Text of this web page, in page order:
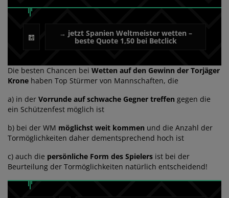
→ jetzt Spanien Weltmeister wetten –
beste Quote 1,50 bei Betclick
Die besten Chancen bei Wetten auf den Gewinn der Torjäger
Krone haben Top Stürmer von Mannschaften, die
a) in der Vorrunde auf schwache Gegner treffen gegen die
ein Schützenfest möglich ist
b) bei der WM möglichst weit kommen und die Anzahl der
Tormöglichkeiten daher dementsprechend hoch ist
c) auch die persönliche Form des Spielers ist bei der
Beurteilung der Tormöglichkeiten natürlich entscheidend!